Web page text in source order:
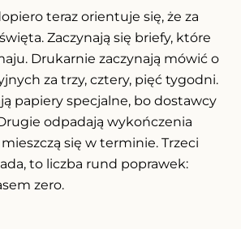
teraz orientuje się, że za
Zaczynają się briefy, które
Drukarnie zaczynają mówić o
za trzy, cztery, pięć tygodni.
papiery specjalne, bo dostawcy
odpadają wykończenia
się w terminie. Trzeci
to liczba rund poprawek:
zero.